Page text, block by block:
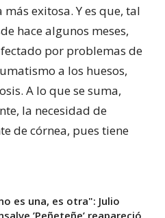
exitosa. Y es que, tal
hace algunos meses,
por problemas de
a los huesos,
A lo que se suma,
la necesidad de
de córnea, pues tiene
es una, es otra": Julio